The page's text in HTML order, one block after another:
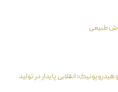
طبیعی
انقلابی پایدار در تولید